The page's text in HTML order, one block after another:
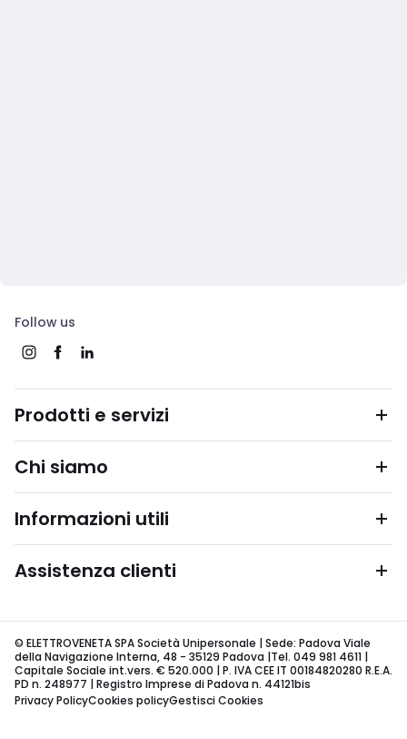
Follow us
Prodotti e servizi
Chi siamo
Informazioni utili
Assistenza clienti
© ELETTROVENETA SPA Società Unipersonale | Sede: Padova Viale
della Navigazione Interna, 48 - 35129 Padova |Tel. 049 981 4611 |
Capitale Sociale int.vers. € 520.000 | P. IVA CEE IT 00184820280 R.E.A.
PD n. 248977 | Registro Imprese di Padova n. 44121bis
Privacy PolicyCookies policyGestisci Cookies